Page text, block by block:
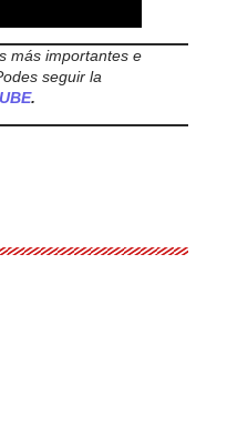
más importantes e
seguir la
.